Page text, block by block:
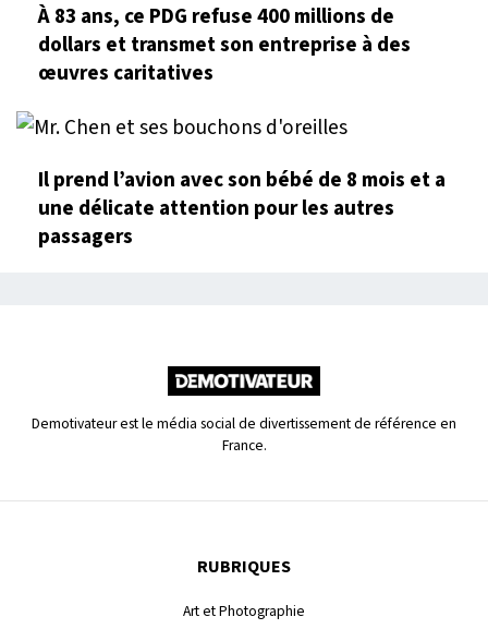
À 83 ans, ce PDG refuse 400 millions de
dollars et transmet son entreprise à des
œuvres caritatives
Il prend l’avion avec son bébé de 8 mois et a
une délicate attention pour les autres
passagers
Demotivateur est le média social de divertissement de référence en
France.
RUBRIQUES
Art et Photographie